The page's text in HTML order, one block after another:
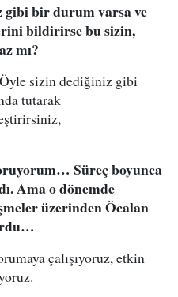
gibi bir durum varsa ve
bildirirse bu sizin,
mı?
sizin dediğiniz gibi
tutarak
Süreç boyunca
Ama o dönemde
üzerinden Öcalan
çalışıyoruz, etkin